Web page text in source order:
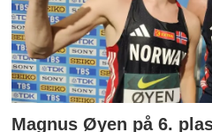
Magnus Øyen på 6.